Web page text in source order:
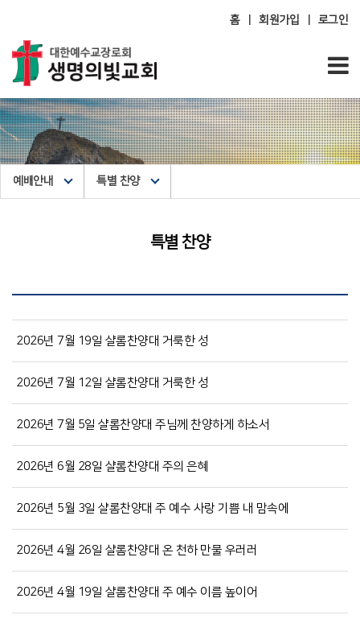
홈 회원가입 로그인
예배안내 특별 찬양
특별 찬양
2026년 7월 19일 샬롬찬양대 거룩한 성
2026년 7월 12일 샬롬찬양대 거룩한 성
2026년 7월 5일 샬롬찬양대 주님께 찬양하게 하소서
2026년 6월 28일 샬롬찬양대 주의 은혜
2026년 5월 3일 샬롬찬양대 주 예수 사랑 기쁨 내 맘속에
2026년 4월 26일 샬롬찬양대 온 천하 만물 우러러
2026년 4월 19일 샬롬찬양대 주 예수 이름 높이어